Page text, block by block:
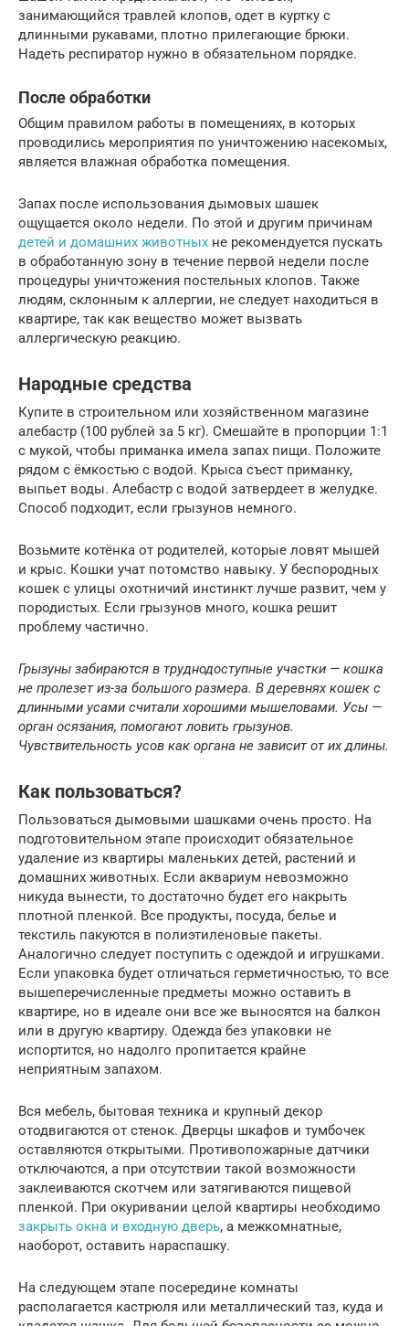
занимающийся травлей клопов, одет в куртку с
длинными рукавами, плотно прилегающие брюки.
Надеть респиратор нужно в обязательном порядке.
После обработки
Общим правилом работы в помещениях, в которых
проводились мероприятия по уничтожению насекомых,
является влажная обработка помещения.
Запах после использования дымовых шашек
ощущается около недели. По этой и другим причинам
детей и домашних животных не рекомендуется пускать
в обработанную зону в течение первой недели после
процедуры уничтожения постельных клопов. Также
людям, склонным к аллергии, не следует находиться в
квартире, так как вещество может вызвать
аллергическую реакцию.
Народные средства
Купите в строительном или хозяйственном магазине
алебастр (100 рублей за 5 кг). Смешайте в пропорции 1:1
с мукой, чтобы приманка имела запах пищи. Положите
рядом с ёмкостью с водой. Крыса съест приманку,
выпьет воды. Алебастр с водой затвердеет в желудке.
Способ подходит, если грызунов немного.
Возьмите котёнка от родителей, которые ловят мышей
и крыс. Кошки учат потомство навыку. У беспородных
кошек с улицы охотничий инстинкт лучше развит, чем у
породистых. Если грызунов много, кошка решит
проблему частично.
Грызуны забираются в труднодоступные участки — кошка
не пролезет из-за большого размера. В деревнях кошек с
длинными усами считали хорошими мышеловами. Усы —
орган осязания, помогают ловить грызунов.
Чувствительность усов как органа не зависит от их длины.
Как пользоваться?
Пользоваться дымовыми шашками очень просто. На
подготовительном этапе происходит обязательное
удаление из квартиры маленьких детей, растений и
домашних животных. Если аквариум невозможно
никуда вынести, то достаточно будет его накрыть
плотной пленкой. Все продукты, посуда, белье и
текстиль пакуются в полиэтиленовые пакеты.
Аналогично следует поступить с одеждой и игрушками.
Если упаковка будет отличаться герметичностью, то все
вышеперечисленные предметы можно оставить в
квартире, но в идеале они все же выносятся на балкон
или в другую квартиру. Одежда без упаковки не
испортится, но надолго пропитается крайне
неприятным запахом.
Вся мебель, бытовая техника и крупный декор
отодвигаются от стенок. Дверцы шкафов и тумбочек
оставляются открытыми. Противопожарные датчики
отключаются, а при отсутствии такой возможности
заклеиваются скотчем или затягиваются пищевой
пленкой. При окуривании целой квартиры необходимо
закрыть окна и входную дверь, а межкомнатные,
наоборот, оставить нараспашку.
На следующем этапе посередине комнаты
располагается кастрюля или металлический таз, куда и